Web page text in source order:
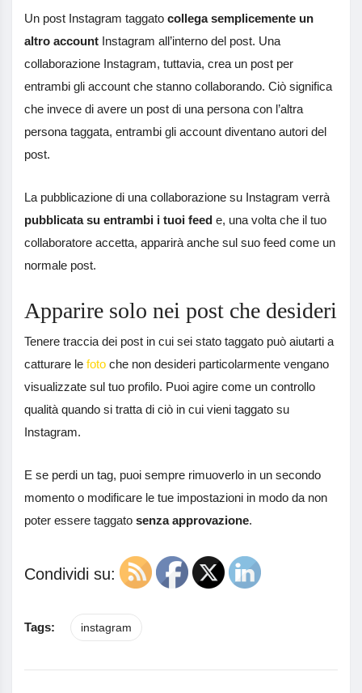
Un post Instagram taggato collega semplicemente un
altro account Instagram all’interno del post. Una
collaborazione Instagram, tuttavia, crea un post per
entrambi gli account che stanno collaborando. Ciò significa
che invece di avere un post di una persona con l’altra
persona taggata, entrambi gli account diventano autori del
post.
La pubblicazione di una collaborazione su Instagram verrà
pubblicata su entrambi i tuoi feed e, una volta che il tuo
collaboratore accetta, apparirà anche sul suo feed come un
normale post.
Apparire solo nei post che desideri
Tenere traccia dei post in cui sei stato taggato può aiutarti a
catturare le foto che non desideri particolarmente vengano
visualizzate sul tuo profilo. Puoi agire come un controllo
qualità quando si tratta di ciò in cui vieni taggato su
Instagram.
E se perdi un tag, puoi sempre rimuoverlo in un secondo
momento o modificare le tue impostazioni in modo da non
poter essere taggato senza approvazione.
Condividi su:
Tags: instagram